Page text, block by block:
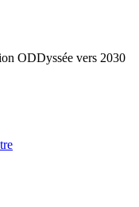
ODDyssée vers 2030